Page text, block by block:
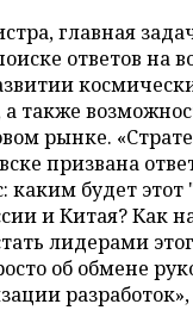
главная
ответов на
также
рынке.
призвана
каким будет
и Китая? Как
лидерами
об обмене